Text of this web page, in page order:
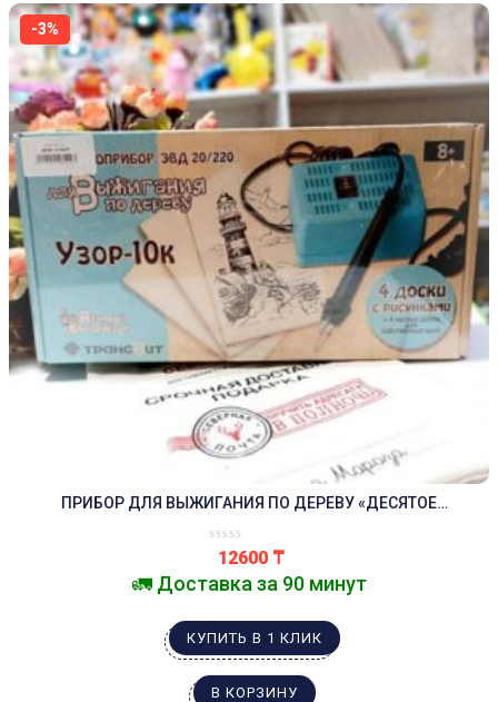
-3%
ПРИБОР ДЛЯ ВЫЖИГАНИЯ ПО ДЕРЕВУ «ДЕСЯТОЕ
12600 ₸
🚛 Доставка за 90 минут
КУПИТЬ В 1 КЛИК
В КОРЗИНУ